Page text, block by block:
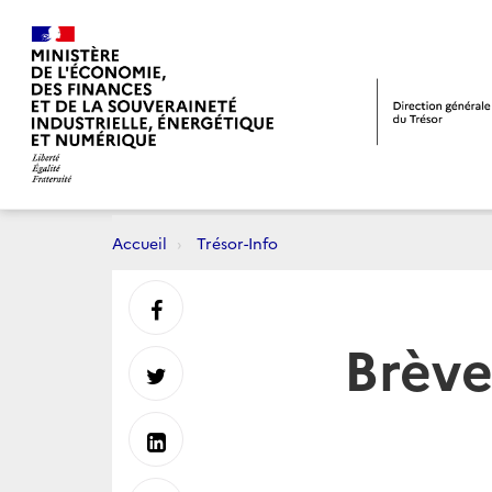
Accueil Trésor-Info
Partager
sur
Partager
sur
Partager